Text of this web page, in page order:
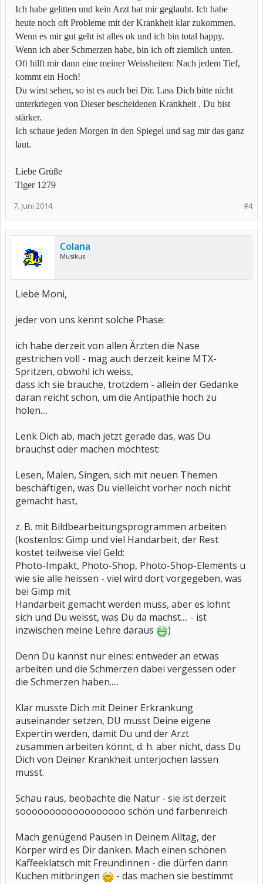
Ich habe gelitten und kein Arzt hat mir geglaubt. Ich habe
heute noch oft Probleme mit der Krankheit klar zukommen.
Wenn es mir gut geht ist alles ok und ich bin total happy.
Wenn ich aber Schmerzen habe, bin ich oft ziemlich unten.
Oft hilft mir dann eine meiner Weissheiten: Nach jedem Tief,
kommt ein Hoch!
Du wirst sehen, so ist es auch bei Dir. Lass Dich bitte nicht
unterkriegen von Dieser bescheidenen Krankheit . Du bist
stärker.
Ich schaue jeden Morgen in den Spiegel und sag mir das ganz
laut.
Liebe Grüße
Tiger 1279
#4
7. Juni 2014
Colana
Musikus
Liebe Moni,
jeder von uns kennt solche Phase:
ich habe derzeit von allen Ärzten die Nase
gestrichen voll - mag auch derzeit keine MTX-
Spritzen, obwohl ich weiss,
dass ich sie brauche, trotzdem - allein der Gedanke
daran reicht schon, um die Antipathie hoch zu
holen....
Lenk Dich ab, mach jetzt gerade das, was Du
brauchst oder machen möchtest:
Lesen, Malen, Singen, sich mit neuen Themen
beschäftigen, was Du vielleicht vorher noch nicht
gemacht hast,
z. B. mit Bildbearbeitungsprogrammen arbeiten
(kostenlos: Gimp und viel Handarbeit, der Rest
kostet teilweise viel Geld:
Photo-Impakt, Photo-Shop, Photo-Shop-Elements u
wie sie alle heissen - viel wird dort vorgegeben, was
bei Gimp mit
Handarbeit gemacht werden muss, aber es lohnt
sich und Du weisst, was Du da machst.... - ist
inzwischen meine Lehre daraus
)
Denn Du kannst nur eines: entweder an etwas
arbeiten und die Schmerzen dabei vergessen oder
die Schmerzen haben.....
Klar musste Dich mit Deiner Erkrankung
auseinander setzen, DU musst Deine eigene
Expertin werden, damit Du und der Arzt
zusammen arbeiten könnt, d. h. aber nicht, dass Du
Dich von Deiner Krankheit unterjochen lassen
musst.
Schau raus, beobachte die Natur - sie ist derzeit
soooooooooooooooooo schön und farbenreich
Mach genügend Pausen in Deinem Alltag, der
Körper wird es Dir danken. Mach einen schönen
Kaffeeklatsch mit Freundinnen - die dürfen dann
Kuchen mitbringen
- das machen sie bestimmt